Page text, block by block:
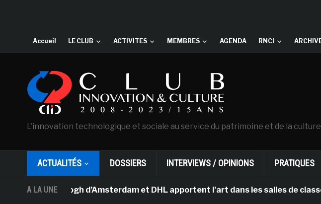
Accueil LE CLUB ACTIVITES MEMBRES AGENDA RNCI
L'innovation technologique et sociale au service du patrimoine et de la culture
ACTUALITÉS DOSSIERS INTERVIEWS / OPINIONS PRATIQUES
A LA UNE
Van Gogh d’Amsterdam et DHL apportent l’art dans les salles de classe des